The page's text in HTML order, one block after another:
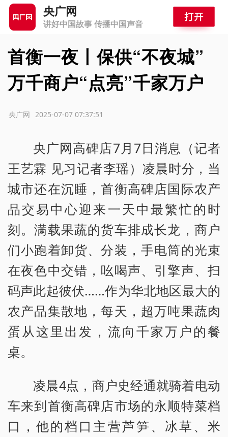
央广网
讲好中国故事 传播中国声音
首衡一夜丨保供“不夜城”
万千商户“点亮”千家万户
2025-07-07 07:37:51
央广网
央广网高碑店7月7日消息（记者
王艺霖 见习记者李瑶）凌晨时分，当
城市还在沉睡，首衡高碑店国际农产
品交易中心迎来一天中最繁忙的时
刻。满载果蔬的货车排成长龙，商户
们小跑着卸货、分装，手电筒的光束
在夜色中交错，吆喝声、引擎声、扫
码声此起彼伏……作为华北地区最大的
农产品集散地，每天，超万吨果蔬肉
蛋从这里出发，流向千家万户的餐
桌。
凌晨4点，商户史经通就骑着电动
车来到首衡高碑店市场的永顺特菜档
口，他的档口主营芦笋、冰草、米